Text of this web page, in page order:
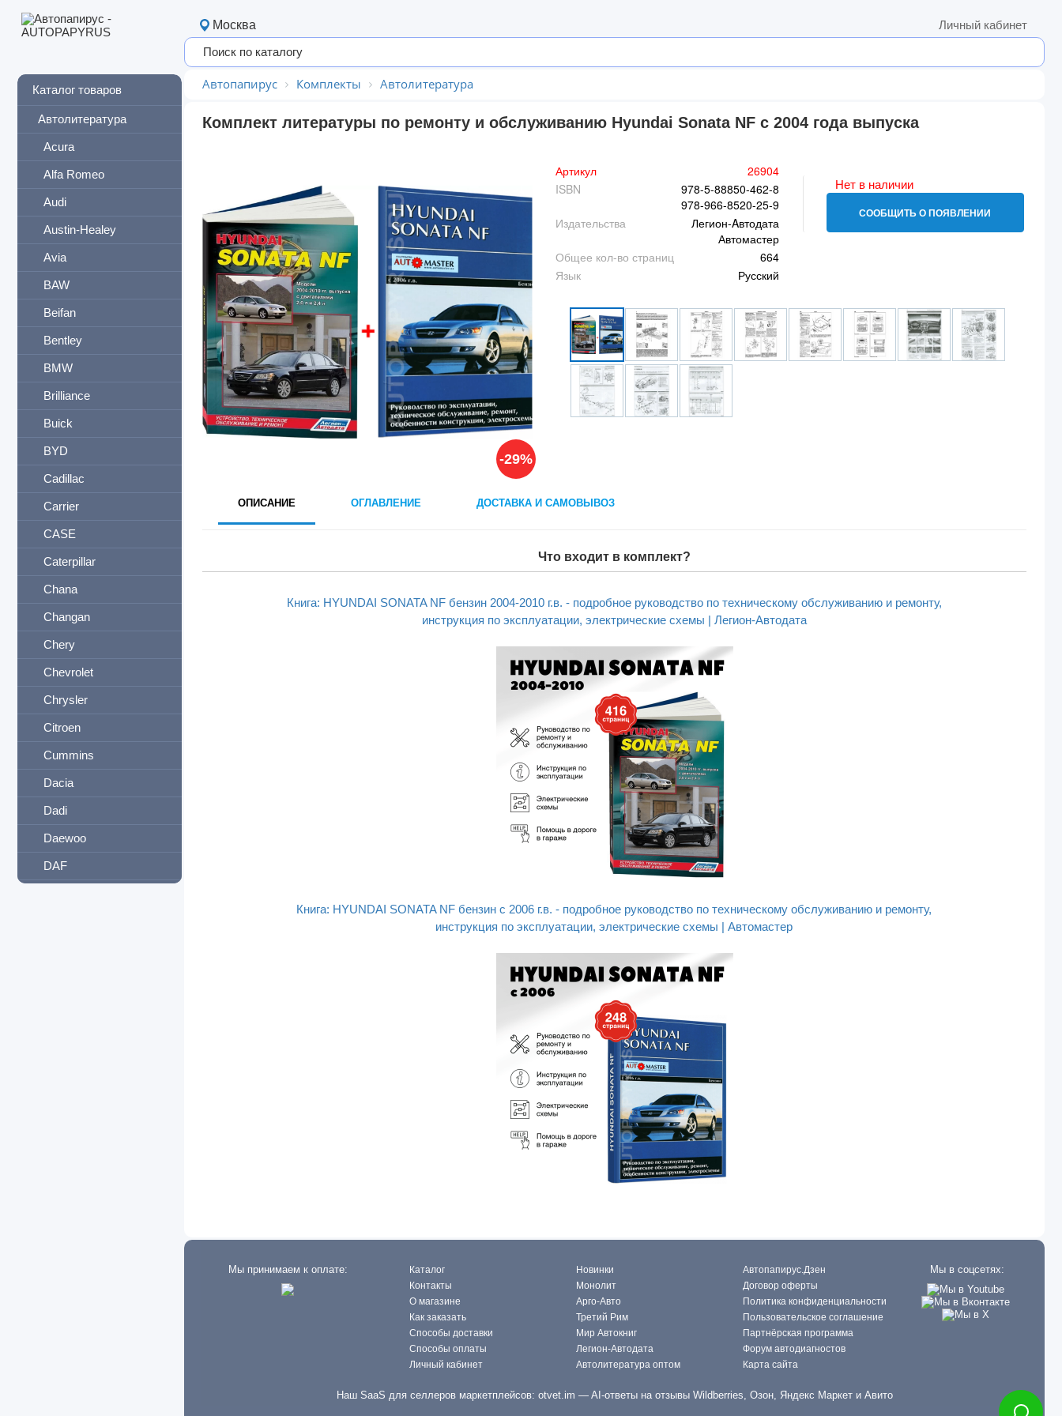
Каталог товаров
Автолитература
Acura
Alfa Romeo
Audi
Austin-Healey
Avia
BAW
Beifan
Bentley
BMW
Brilliance
Buick
BYD
Cadillac
Carrier
CASE
Caterpillar
Chana
Changan
Chery
Chevrolet
Chrysler
Citroen
Cummins
Dacia
Dadi
Daewoo
DAF
Москва Личный кабинет
Автопапирус Комплекты Автолитература
Комплект литературы по ремонту и обслуживанию Hyundai Sonata NF с 2004 года выпуска
-29%
Артикул
26904
ISBN
978-5-88850-462-8
978-966-8520-25-9
Издательства
Легион-Aвтодата
Автомастер
Общее кол-во страниц
664
Язык
Русский
Нет в наличии
СООБЩИТЬ О ПОЯВЛЕНИИ
ОПИСАНИЕ ОГЛАВЛЕНИЕ ДОСТАВКА И САМОВЫВОЗ
Что входит в комплект?
Книга: HYUNDAI SONATA NF бензин 2004-2010 г.в. - подробное руководство по техническому обслуживанию и ремонту,
инструкция по эксплуатации, электрические схемы | Легион-Aвтодата
Книга: HYUNDAI SONATA NF бензин с 2006 г.в. - подробное руководство по техническому обслуживанию и ремонту,
инструкция по эксплуатации, электрические схемы | Автомастер
Мы принимаем к оплате:
Каталог
Контакты
О магазине
Как заказать
Способы доставки
Способы оплаты
Личный кабинет
Новинки
Монолит
Арго-Авто
Третий Рим
Мир Автокниг
Легион-Автодата
Автолитература оптом
Автопапирус.Дзен
Договор оферты
Политика конфиденциальности
Пользовательское соглашение
Партнёрская программа
Форум автодиагностов
Карта сайта
Мы в соцсетях:
Наш SaaS для селлеров маркетплейсов: otvet.im — AI-ответы на отзывы Wildberries, Озон, Яндекс Маркет и Авито